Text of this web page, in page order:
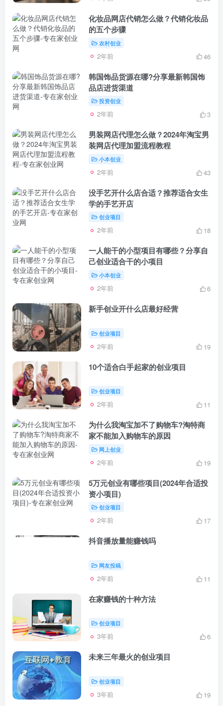
化妆品网店代销怎么做？代销化妆品
的五个步骤
农村创业
2年前 46
韩国饰品货源在哪?分享最新韩国饰
品店进货渠道
投资创业
2年前 3
男装网店代理怎么做？2024年淘宝男
装网店代理加盟流程教程
小本创业
2年前 43
没手艺开什么店合适？推荐适合女生
学的手艺开店
创业项目
2年前 18
一人能干的小型项目有哪些？分享自
己创业适合干的小项目
小本创业
2年前 6
新手创业开什么店最好经营
创业项目
2年前 19
10个适合白手起家的创业项目
创业项目
2年前 11
为什么我淘宝加不了购物车?淘特商
家不能加入购物车的原因
网上创业
2年前 19
5万元创业有哪些项目(2024年合适投
资小项目)
创业项目
2年前 17
抖音播放量能赚钱吗
网友投稿
2年前 11
在家赚钱的十种方法
创业项目
3年前 6
未来三年最火的创业项目
创业项目
3年前 19